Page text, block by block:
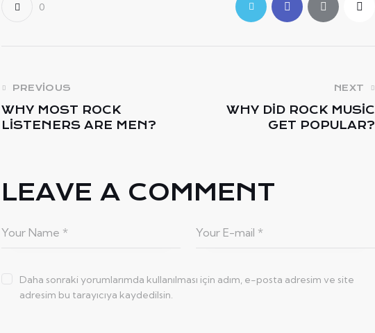
0
PREVIOUS
WHY MOST ROCK
LISTENERS ARE MEN?
NEXT
WHY DID ROCK MUSIC
GET POPULAR?
LEAVE A COMMENT
Daha sonraki yorumlarımda kullanılması için adım, e-posta adresim ve site
adresim bu tarayıcıya kaydedilsin.